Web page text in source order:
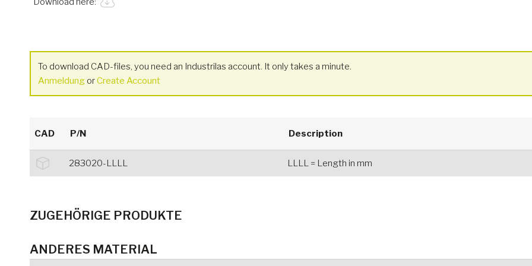
To download CAD-files, you need an Industrilas account. It only takes a minute.
Anmeldung orCreate Account
CAD P/N Description
283020-LLLL LLLL = Length in mm
ZUGEHÖRIGE PRODUKTE
ANDERES MATERIAL